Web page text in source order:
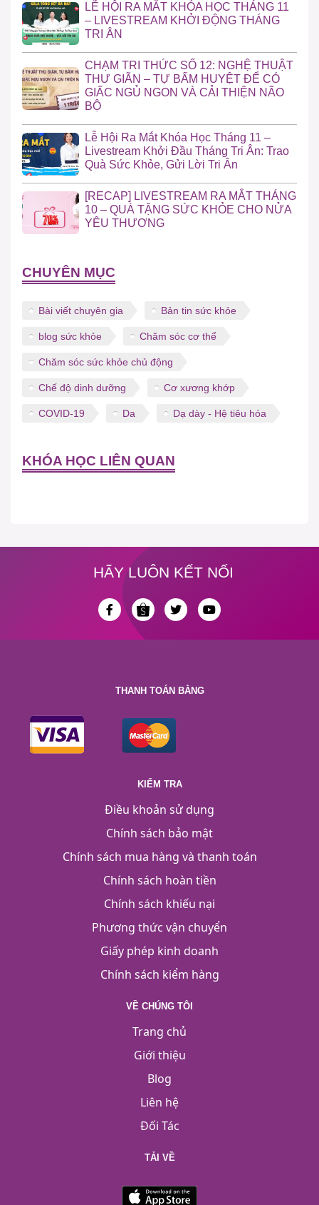
LỄ HỘI RA MẮT KHÓA HỌC THÁNG 11
– LIVESTREAM KHỞI ĐỘNG THÁNG
TRI ÂN
CHẠM TRI THỨC SỐ 12: NGHỆ THUẬT
THƯ GIÃN – TỰ BẤM HUYỆT ĐỂ CÓ
GIẤC NGỦ NGON VÀ CẢI THIỆN NÃO
BỘ
Lễ Hội Ra Mắt Khóa Học Tháng 11 –
Livestream Khởi Đầu Tháng Tri Ân: Trao
Quà Sức Khỏe, Gửi Lời Tri Ân
[RECAP] LIVESTREAM RA MẮT THÁNG
10 – QUÀ TẶNG SỨC KHỎE CHO NỬA
YÊU THƯƠNG
CHUYÊN MỤC
Bài viết chuyên gia Bản tin sức khỏe
blog sức khỏe Chăm sóc cơ thể
Chăm sóc sức khỏe chủ động
Chế độ dinh dưỡng Cơ xương khớp
COVID-19 Da Dạ dày - Hệ tiêu hóa
KHÓA HỌC LIÊN QUAN
HÃY LUÔN KẾT NỐI
THANH TOÁN BẰNG
KIỂM TRA
Điều khoản sử dụng
Chính sách bảo mật
Chính sách mua hàng và thanh toán
Chính sách hoàn tiền
Chính sách khiếu nại
Phương thức vận chuyển
Giấy phép kinh doanh
Chính sách kiểm hàng
VỀ CHÚNG TÔI
Trang chủ
Giới thiệu
Blog
Liên hệ
Đối Tác
TẢI VỀ